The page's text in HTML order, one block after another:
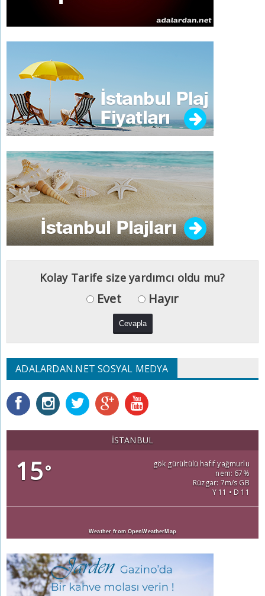
Kolay Tarife size yardımcı oldu mu?
Evet Hayır
ADALARDAN.NET SOSYAL MEDYA
İSTANBUL
15°
gök gürültülü hafif yağmurlu
nem: 67%
Rüzgar: 7m/s GB
Y 11 • D 11
Weather from OpenWeatherMap